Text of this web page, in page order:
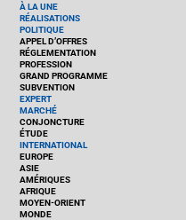
À LA UNE
RÉALISATIONS
POLITIQUE
APPEL D’OFFRES
RÉGLEMENTATION
PROFESSION
GRAND PROGRAMME
SUBVENTION
EXPERT
MARCHÉ
CONJONCTURE
ÉTUDE
INTERNATIONAL
EUROPE
ASIE
AMÉRIQUES
AFRIQUE
MOYEN-ORIENT
MONDE